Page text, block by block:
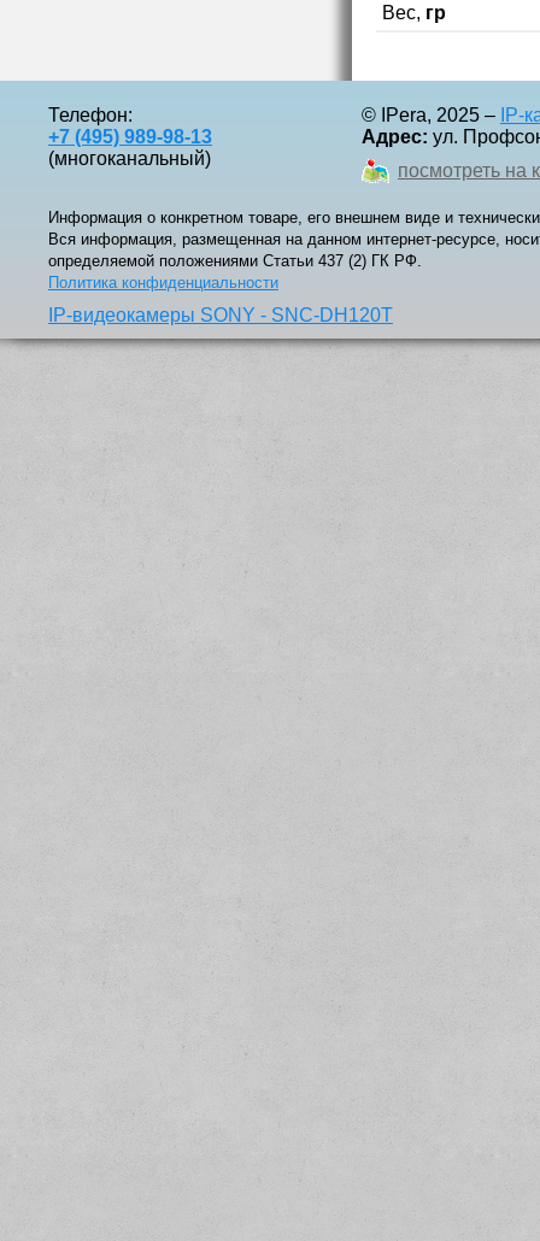
Вес, гр
Телефон:
+7 (495) 989-98-13
(многоканальный)
© IPera, 2025 – IP-
Адрес: ул.
посмотреть на
Информация о конкретном товаре, его внешнем виде и
Вся информация, размещенная на данном интернет-ресурсе,
определяемой положениями Статьи 437 (2) ГК РФ.
Политика конфиденциальности
IP-видеокамеры SONY - SNC-DH120T